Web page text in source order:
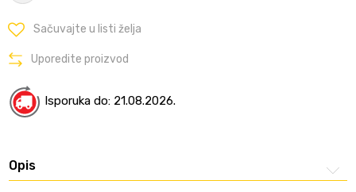
Sačuvajte u listi želja
Uporedite proizvod
Isporuka do: 21.08.2026.
Opis